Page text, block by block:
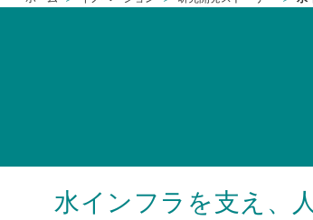
水インフラを支え、